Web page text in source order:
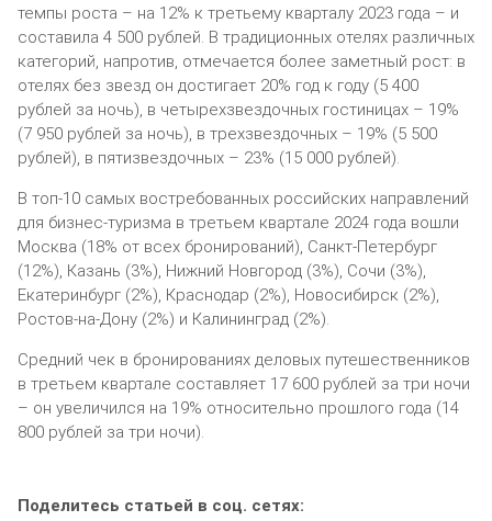
темпы роста – на 12% к третьему кварталу 2023 года – и
составила 4 500 рублей. В традиционных отелях различных
категорий, напротив, отмечается более заметный рост: в
отелях без звезд он достигает 20% год к году (5 400
рублей за ночь), в четырехзвездочных гостиницах – 19%
(7 950 рублей за ночь), в трехзвездочных – 19% (5 500
рублей), в пятизвездочных – 23% (15 000 рублей).
В топ-10 самых востребованных российских направлений
для бизнес-туризма в третьем квартале 2024 года вошли
Москва (18% от всех бронирований), Санкт-Петербург
(12%), Казань (3%), Нижний Новгород (3%), Сочи (3%),
Екатеринбург (2%), Краснодар (2%), Новосибирск (2%),
Ростов-на-Дону (2%) и Калининград (2%).
Средний чек в бронированиях деловых путешественников
в третьем квартале составляет 17 600 рублей за три ночи
– он увеличился на 19% относительно прошлого года (14
800 рублей за три ночи).
Поделитесь статьей в соц. сетях: